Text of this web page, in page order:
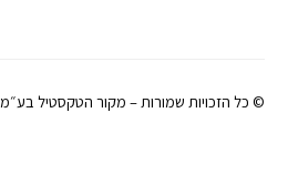
© כל הזכויות שמורות – מקור הטקסטיל בע״מ